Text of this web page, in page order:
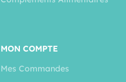
MON COMPTE
Mes Commandes